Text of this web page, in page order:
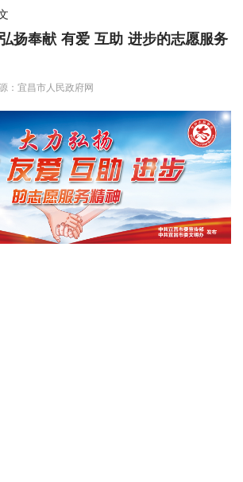
扬奉献 有爱 互助 进步的志愿服务
：宜昌市人民政府网